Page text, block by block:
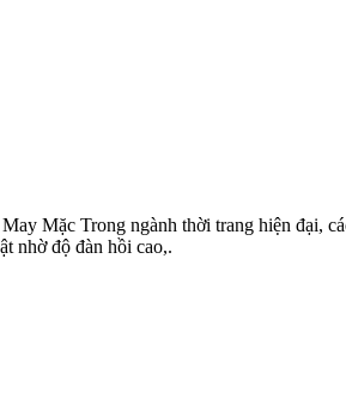
Mặc Trong ngành thời trang hiện đại,
nhờ độ đàn hồi cao,.